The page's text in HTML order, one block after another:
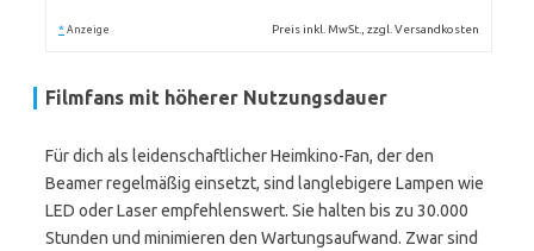
* Anzeige Preis inkl. MwSt., zzgl. Versandkosten
Filmfans mit höherer Nutzungsdauer
Für dich als leidenschaftlicher Heimkino-Fan, der den
Beamer regelmäßig einsetzt, sind langlebigere Lampen wie
LED oder Laser empfehlenswert. Sie halten bis zu 30.000
Stunden und minimieren den Wartungsaufwand. Zwar sind